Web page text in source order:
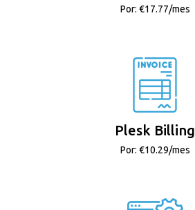
Por: €17.77/mes
Plesk Billing
Por: €10.29/mes